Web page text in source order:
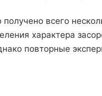
всего
характера
повторные